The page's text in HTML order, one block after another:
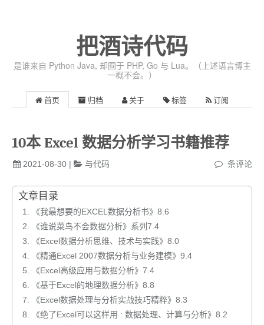
把酒诗代码
是谁来自 Python Java, 却囿于 PHP, Go 与 Lua。（上述语言博主
一概不会。）
首页 归档 关于 标签 订阅
10本 Excel 数据分析学习书籍推荐
2021-08-30 | 与代码 条评论
文章目录
1.
《我最想要的EXCEL数据分析书》8.6
2.
《谁说菜鸟不会数据分析》系列7.4
3.
《Excel数据分析思维、技术与实践》8.0
4.
《精通Excel 2007数据分析与业务建模》9.4
5.
《Excel高级应用与数据分析》7.4
6.
《基于Excel的地理数据分析》8.8
7.
《Excel数据处理与分析实战技巧精粹》8.3
8.
《绝了Excel可以这样用 : 数据处理、计算与分析》8.2